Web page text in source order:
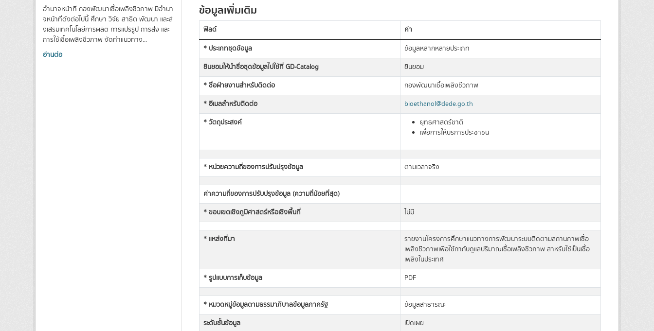
อำนาจหน้าที่ กองพัฒนาเชื้อเพลิงชีวภาพ มีอํานา
จหน้าที่ดังต่อไปนี้ ศึกษา วิจัย สาธิต พัฒนา และส่
งเสริมเทคโนโลยีการผลิต การแปรรูป การส่ง และ
การใช้เชื้อเพลิงชีวภาพ จัดทําแนวทาง...
อ่านต่อ
ข้อมูลเพิ่มเติม
ฟิลด์
ค่า
* ประเภทชุดข้อมูล
ข้อมูลหลากหลายประเภท
ยินยอมให้นำชื่อชุดข้อมูลไปใช้ที่ GD-Catalog
ยินยอม
* ชื่อฝ่ายงานสำหรับติดต่อ
กองพัฒนาเชื้อเพลิงชีวภาพ
* อีเมลสำหรับติดต่อ
bioethanol@dede.go.th
* วัตถุประสงค์
ยุทธศาสตร์ชาติ
เพื่อการให้บริการประชาชน
* หน่วยความถี่ของการปรับปรุงข้อมูล ตามเวลาจริง
ค่าความถี่ของการปรับปรุงข้อมูล (ความถี่น้อยที่สุด)
* ขอบเขตเชิงภูมิศาสตร์หรือเชิงพื้นที่
ไม่มี
* แหล่งที่มา
รายงานโครงการศึกษาแนวทางการพัฒนาระบบติดตามสถานภาพเชื้อ
เพลิงชีวภาพเพื่อใช้กากับดูแลปริมาณเชื้อเพลิงชีวภาพ สาหรับใช้เป็นเชื้อ
เพลิงในประเทศ
* รูปแบบการเก็บข้อมูล
PDF
* หมวดหมู่ข้อมูลตามธรรมาภิบาลข้อมูลภาครัฐ
ข้อมูลสาธารณะ
ระดับชั้นข้อมูล
เปิดเผย